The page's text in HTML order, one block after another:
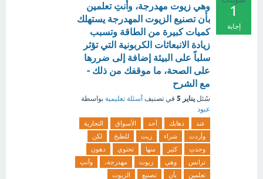
1
إجابة
وهي زيوت مهدرجة، وأنتِ تعلمين
بأن تصنيع الزيوت المهدرجة يستهلك
كميات كبيرة من الطاقة وتسبب
زيادة الانبعاثات الكربونية التي تؤثر
سلباً على البيئة إضافة إلى ضررها
على الصحة، ما موقفك من ذلك -
مع الشرح
سُئل يناير 5 في تصنيف أسئلة تعليمية بواسطة
عبود
عند ذهابك أحد الأسواق
التجارية
وأردت
شراء زيت للطبخ
لكن
وجدتِ
كثير منها تحتوي
دهون
ترانس
وهي زيوت مهدرجة،
وأنتِ
تعلمين
بأن تصنيع
الزيوت